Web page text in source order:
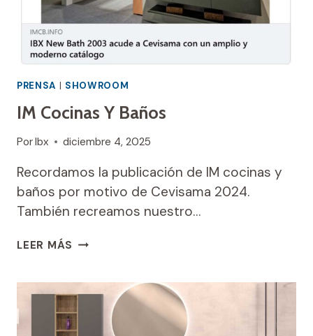
PRENSA | SHOWROOM
IM Cocinas Y Baños
PorIbx diciembre 4, 2025
Recordamos la publicación de IM cocinas y
baños por motivo de Cevisama 2024.
También recreamos nuestro…
LEER MÁS IM